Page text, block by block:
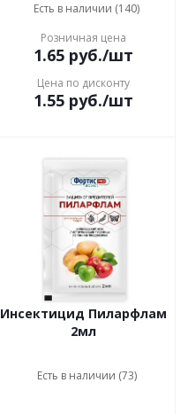
Есть в наличии (140)
Розничная цена
1.65руб./шт
Цена по дисконту
1.55руб./шт
Инсектицид Пиларфлам
2мл
Есть в наличии (73)